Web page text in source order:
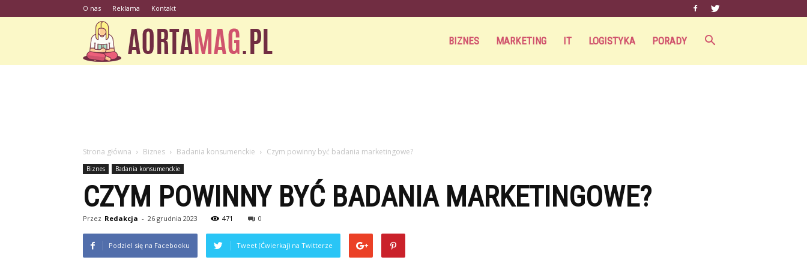
O nas Reklama Kontakt
BIZNES MARKETING IT LOGISTYKA PORADY
Strona główna Biznes Badania konsumenckie Czym powinny być badania marketingowe?
Biznes Badania konsumenckie
CZYM POWINNY BYĆ BADANIA MARKETINGOWE?
Przez Redakcja - 26 grudnia 2023 471 0
Podziel się na Facebooku Tweet (Ćwierkaj) na Twitterze